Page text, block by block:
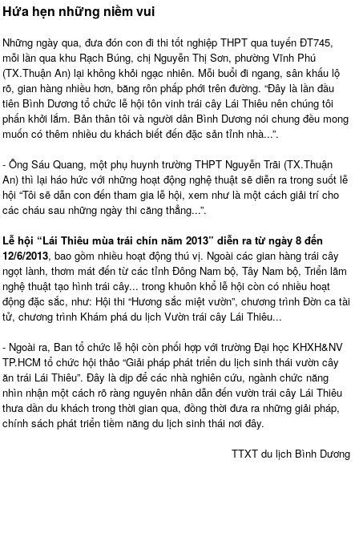
Hứa hẹn những niềm vui
Những ngày qua, đưa đón con đi thi tốt nghiệp THPT qua tuyến ĐT745,
mỗi lần qua khu Rạch Búng, chị Nguyễn Thị Sơn, phường Vĩnh Phú
(TX.Thuận An) lại không khỏi ngạc nhiên. Mỗi buổi đi ngang, sân khấu lộ
rõ, gian hàng nhiều hơn, băng rôn phấp phới trên đường. “Đây là lần đầu
tiên Bình Dương tổ chức lễ hội tôn vinh trái cây Lái Thiêu nên chúng tôi
phấn khởi lắm. Bản thân tôi và người dân Bình Dương nói chung đều mong
muốn có thêm nhiều du khách biết đến đặc sản tỉnh nhà...”.
- Ông Sáu Quang, một phụ huynh trường THPT Nguyễn Trãi (TX.Thuận
An) thì lại háo hức với những hoạt động nghệ thuật sẽ diễn ra trong suốt lễ
hội “Tôi sẽ dẫn con đến tham gia lễ hội, xem như là một cách giải trí cho
các cháu sau những ngày thi căng thẳng...”.
Lễ hội “Lái Thiêu mùa trái chín năm 2013” diễn ra từ ngày 8 đến
12/6/2013, bao gồm nhiều hoạt động thú vị. Ngoài các gian hàng trái cây
ngọt lành, thơm mát đến từ các tỉnh Đông Nam bộ, Tây Nam bộ, Triển lãm
nghệ thuật tạo hình trái cây... trong khuôn khổ lễ hội còn có nhiều hoạt
động đặc sắc, như: Hội thi “Hương sắc miệt vườn”, chương trình Đờn ca tài
tử, chương trình Khám phá du lịch Vườn trái cây Lái Thiêu...
- Ngoài ra, Ban tổ chức lễ hội còn phối hợp với trường Đại học KHXH&NV
TP.HCM tổ chức hội thảo “Giải pháp phát triển du lịch sinh thái vườn cây
ăn trái Lái Thiêu”. Đây là dịp để các nhà nghiên cứu, ngành chức năng
nhìn nhận một cách rõ ràng nguyên nhân dẫn đến vườn trái cây Lái Thiêu
thưa dần du khách trong thời gian qua, đồng thời đưa ra những giải pháp,
chính sách phát triển tiềm năng du lịch sinh thái nơi đây.
TTXT du lịch Bình Dương